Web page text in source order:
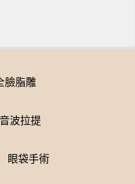
臉脂雕
波拉提
眼袋手術